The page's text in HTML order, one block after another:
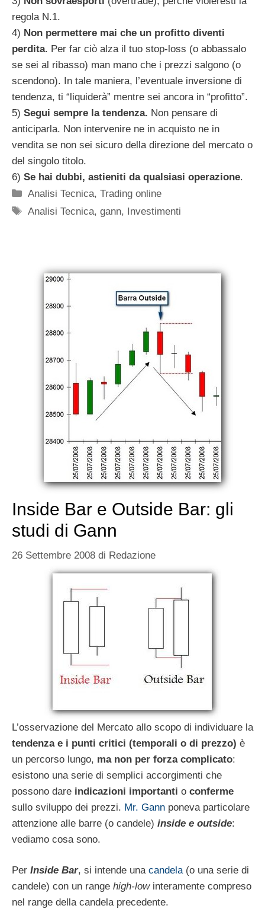
regola N.1.
4) Non permettere mai che un profitto diventi
perdita. Per far ciò alza il tuo stop-loss (o abbassalo
se sei al ribasso) man mano che i prezzi salgono (o
scendono). In tale maniera, l’eventuale inversione di
tendenza, ti “liquiderà” mentre sei ancora in “profitto”.
5) Segui sempre la tendenza. Non pensare di
anticiparla. Non intervenire ne in acquisto ne in
vendita se non sei sicuro della direzione del mercato o
del singolo titolo.
6) Se hai dubbi, astieniti da qualsiasi operazione.
Categorie
Analisi Tecnica,Trading online
Tag
Analisi Tecnica,gann, Investimenti
Inside Bar e Outside Bar: gli
studi di Gann
26 Settembre 2008 di Redazione
L’osservazione del Mercato allo scopo di individuare la
tendenza e i punti critici (temporali o di prezzo) è
un percorso lungo, ma non per forza complicato:
esistono una serie di semplici accorgimenti che
possono dare indicazioni importanti o conferme
sullo sviluppo dei prezzi. Mr. Gann poneva particolare
attenzione alle barre (o candele) inside e outside:
vediamo cosa sono.
Per Inside Bar, si intende una candela(o una serie di
candele) con un range high-lowinteramente compreso
nel range della candela precedente.